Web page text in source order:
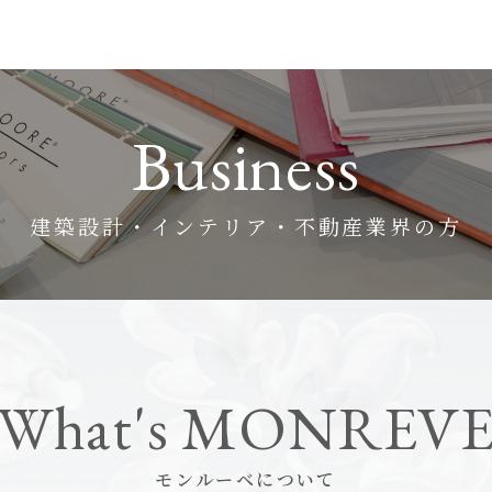
Business
建築設計・インテリア・不動産業界の方
モンルーベについて